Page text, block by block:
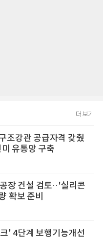
더보기
조강관 공급자격 갖췄
유통망 구축
장 건설 검토··'실리콘
확보 준비
' 4단계 보행기능개선